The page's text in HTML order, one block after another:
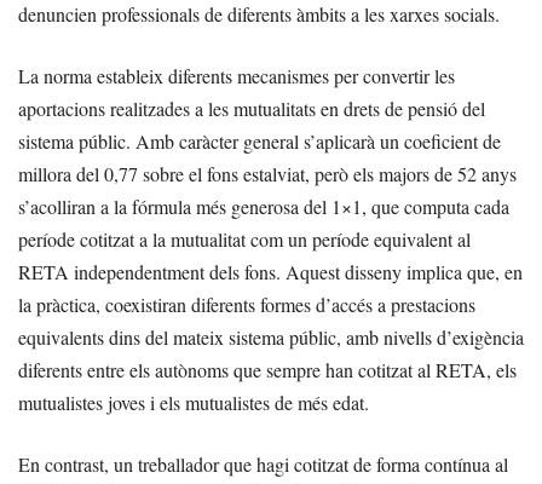
denuncien professionals de diferents àmbits a les xarxes socials.
La norma estableix diferents mecanismes per convertir les
aportacions realitzades a les mutualitats en drets de pensió del
sistema públic. Amb caràcter general s’aplicarà un coeficient de
millora del 0,77 sobre el fons estalviat, però els majors de 52 anys
s’acolliran a la fórmula més generosa del 1×1, que computa cada
període cotitzat a la mutualitat com un període equivalent al
RETA independentment dels fons. Aquest disseny implica que, en
la pràctica, coexistiran diferents formes d’accés a prestacions
equivalents dins del mateix sistema públic, amb nivells d’exigència
diferents entre els autònoms que sempre han cotitzat al RETA, els
mutualistes joves i els mutualistes de més edat.
En contrast, un treballador que hagi cotitzat de forma contínua al